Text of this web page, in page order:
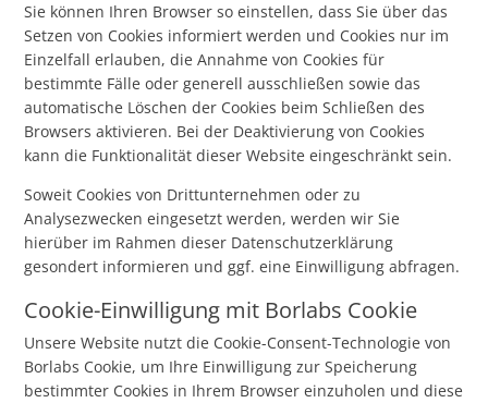
Sie können Ihren Browser so einstellen, dass Sie über das
Setzen von Cookies informiert werden und Cookies nur im
Einzelfall erlauben, die Annahme von Cookies für
bestimmte Fälle oder generell ausschließen sowie das
automatische Löschen der Cookies beim Schließen des
Browsers aktivieren. Bei der Deaktivierung von Cookies
kann die Funktionalität dieser Website eingeschränkt sein.
Soweit Cookies von Drittunternehmen oder zu
Analysezwecken eingesetzt werden, werden wir Sie
hierüber im Rahmen dieser Datenschutzerklärung
gesondert informieren und ggf. eine Einwilligung abfragen.
Cookie-Einwilligung mit Borlabs Cookie
Unsere Website nutzt die Cookie-Consent-Technologie von
Borlabs Cookie, um Ihre Einwilligung zur Speicherung
bestimmter Cookies in Ihrem Browser einzuholen und diese